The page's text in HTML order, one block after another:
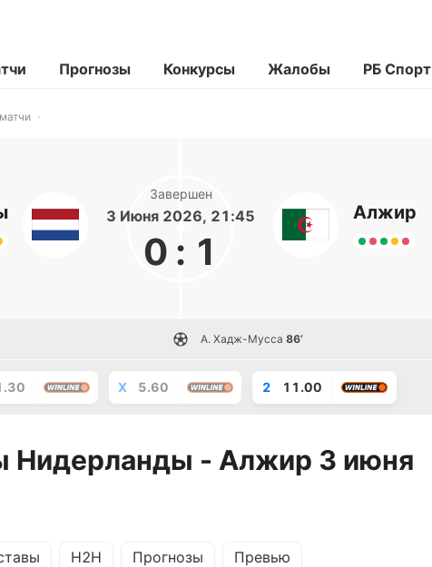
Прогнозы Конкурсы Жалобы РБ Спорт
Завершен
3 Июня 2026, 21:45
0 : 1
Алжир
А. Хадж-Мусса 86’
X 5.60 2 11.00
Нидерланды - Алжир 3 июня
H2H Прогнозы Превью